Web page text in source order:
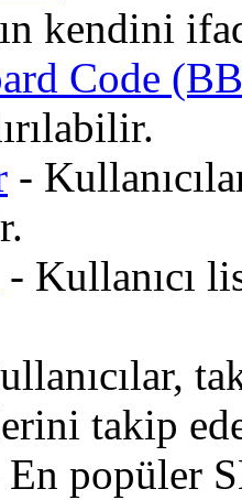
kendini
Code
-
- Kullanıcı
takip
En popüler